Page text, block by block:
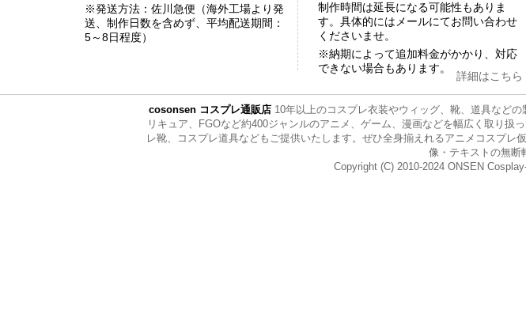
※発送方法：佐川急便（海外工場より発
送、制作日数を含めず、平均配送期間：
5～8日程度）
制作時間は延長になる可能性もありま
す。具体的にはメールにてお問い合わせ
くださいませ。
※納期によって追加料金がかかり、対応
できない場合もあります。
詳細はこちら
cosonsen コスプレ通販店10年以上のコスプレ衣装やウィッグ、靴、道具など
リキュア、FGOなど約400ジャンルのアニメ、ゲーム、漫画などを幅広く取り
レ靴、コスプレ道具などもご提供いたします。ぜひ全身揃えれるアニメコスプ
像・テキストの無断
Copyright (C) 2010-2024 ONSEN